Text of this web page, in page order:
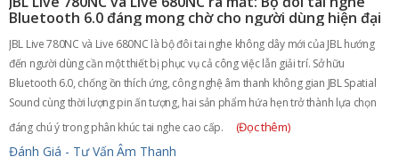
Bluetooth 6.0 đáng mong chờ cho người dùng hiện đại
JBL Live 780NC và Live 680NC là bộ đôi tai nghe không dây mới của JBL hướng
đến người dùng cần một thiết bị phục vụ cả công việc lẫn giải trí. Sở hữu
Bluetooth 6.0, chống ồn thích ứng, công nghệ âm thanh không gian JBL Spatial
Sound cùng thời lượng pin ấn tượng, hai sản phẩm hứa hẹn trở thành lựa chọn
đáng chú ý trong phân khúc tai nghe cao cấp.
(Đọc thêm)
Đánh Giá - Tư Vấn Âm Thanh